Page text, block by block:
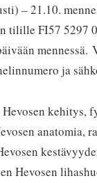
– 21.10.
tilille FI57 5297
mennessä.
ja
Hevosen kehitys,
anatomia,
Hevosen